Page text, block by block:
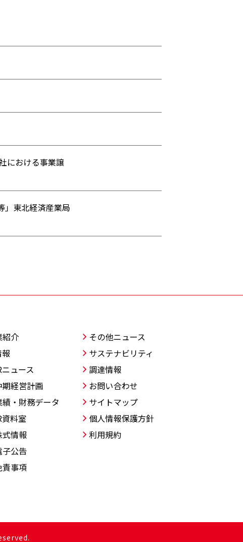
における事業譲
東北経済産業局
紹介
ニュース
期経営計画
績・財務データ
資料室
式情報
子公告
責事項
その他ニュース
サステナビリティ
調達情報
お問い合わせ
サイトマップ
個人情報保護方針
利用規約